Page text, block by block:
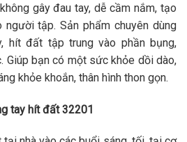
gây đau tay, dễ cầm nắm, tạo
tập. Sản phẩm chuyên dùng
hít đất tập trung vào phần bụng,
Giúp bạn có một sức khỏe dồi dào,
khỏe khoắn, thân hình thon gọn.
tay hít đất 32201